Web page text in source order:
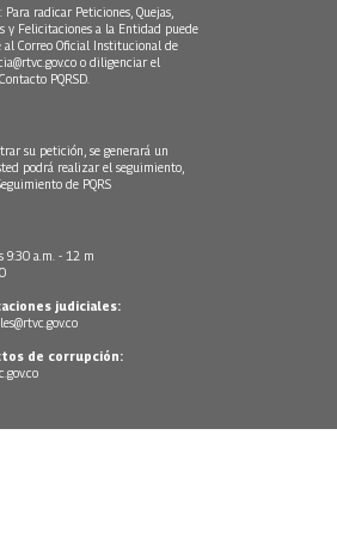
radicar Peticiones, Quejas,
y Felicitaciones a la Entidad puede
Correo Oficial Institucional de
o diligenciar el
Contacto PQRSD.
su petición, se generará un
podrá realizar el seguimiento,
de PQRS
9:30 a.m. - 12 m
judiciales:
de corrupción: